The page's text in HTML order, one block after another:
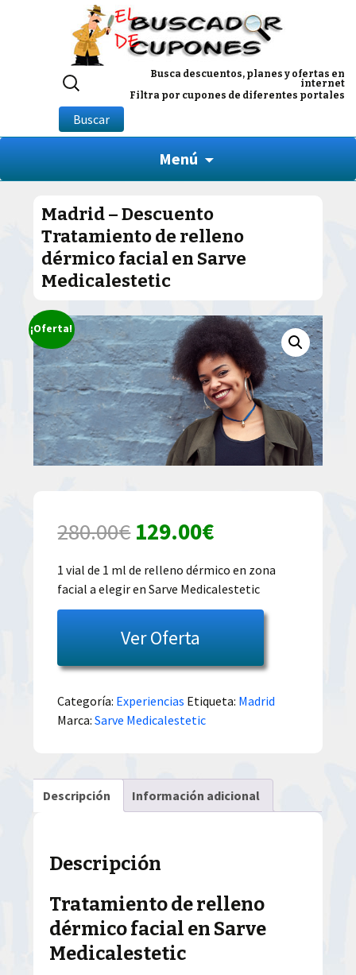
Busca descuentos, planes y ofertas en
internet
Filtra por cupones de diferentes portales
Buscar
por:
Buscar
Menú
Madrid – Descuento
Tratamiento de relleno
dérmico facial en Sarve
Medicalestetic
¡Oferta!
280.00€ El
precio
original
era:
280.00€.
129.00€El
precio
actual
es:
129.00€.
1 vial de 1 ml de relleno dérmico en zona
facial a elegir en Sarve Medicalestetic
Ver Oferta
Categoría: Experiencias Etiqueta: Madrid
Marca:Sarve Medicalestetic
Descripción Información adicional
Descripción
Tratamiento de relleno
dérmico facial en Sarve
Medicalestetic